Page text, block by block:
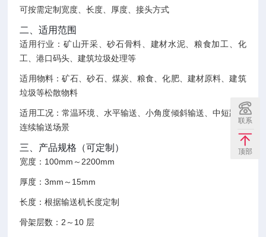
可按需定制宽度、长度、厚度、接头方式
二、适用范围
适用行业：矿山开采、砂石骨料、建材水泥、粮食加工、化
工、港口码头、建筑垃圾处理等
适用物料：矿石、砂石、煤炭、粮食、化肥、建材原料、建筑
垃圾等松散物料
适用工况：常温环境、水平输送、小角度倾斜输送、中短距离
连续输送场景
三、产品规格（可定制）
宽度：100mm～2200mm
厚度：3mm～15mm
长度：根据输送机长度定制
骨架层数：2～10 层
联系
顶部